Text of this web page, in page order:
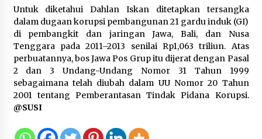
7 Agustus 2026
KKM Universitas Bina Bangsa
Kelompok 83 Laksanakan
Pendampingan Pembuatan Spanduk
Sebagai Upaya Memperkuat
Untuk diketahui Dahlan Iskan ditetapkan tersangka
dalam dugaan korupsi pembangunan 21 gardu induk (GI)
di pembangkit dan jaringan Jawa, Bali, dan Nusa
Tenggara pada 2011–2013 senilai Rp1,063 triliun. Atas
perbuatannya, bos Jawa Pos Grup itu dijerat dengan Pasal
2 dan 3 Undang-Undang Nomor 31 Tahun 1999
sebagaimana telah diubah dalam UU Nomor 20 Tahun
2001 tentang Pemberantasan Tindak Pidana Korupsi.
@SUSI